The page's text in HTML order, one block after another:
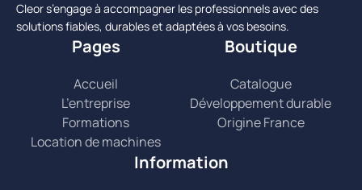
Cleor s’engage à accompagner les professionnels avec des
solutions fiables, durables et adaptées à vos besoins.
Pages
Accueil
L’entreprise
Formations
Location de machines
Boutique
Catalogue
Développement durable
Origine France
Information